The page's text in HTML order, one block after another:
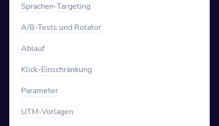
Sprachen-Targeting
A/B-Tests und Rotator
Ablauf
Klick-Einschränkung
Parameter
UTM-Vorlagen